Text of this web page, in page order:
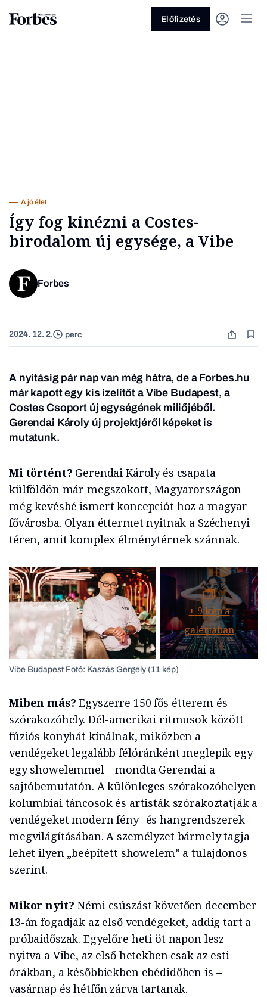
Előfizetés
A jó élet
Így fog kinézni a Costes-
birodalom új egysége, a Vibe
Forbes
2024. 12. 2. perc
A nyitásig pár nap van még hátra, de a Forbes.hu
már kapott egy kis ízelítőt a Vibe Budapest, a
Costes Csoport új egységének miliőjéből.
Gerendai Károly új projektjéről képeket is
mutatunk.
Mi történt? Gerendai Károly és csapata
külföldön már megszokott, Magyarországon
még kevésbé ismert koncepciót hoz a magyar
fővárosba. Olyan éttermet nyitnak a Széchenyi-
téren, amit komplex élménytérnek szánnak.
+ 9 kép a
galériában
Vibe Budapest Fotó: Kaszás Gergely (11 kép)
Miben más?Egyszerre 150 fős étterem és
szórakozóhely. Dél-amerikai ritmusok között
fúziós konyhát kínálnak, miközben a
vendégeket legalább félóránként meglepik egy-
egy showelemmel – mondta Gerendai a
sajtóbemutatón. A különleges szórakozóhelyen
kolumbiai táncosok és artisták szórakoztatják a
vendégeket modern fény- és hangrendszerek
megvilágításában. A személyzet bármely tagja
lehet ilyen „beépített showelem” a tulajdonos
szerint.
Mikor nyit? Némi csúszást követően december
13-án fogadják az első vendégeket, addig tart a
próbaidőszak. Egyelőre heti öt napon lesz
nyitva a Vibe, az első hetekben csak az esti
órákban, a későbbiekben ebédidőben is –
vasárnap és hétfőn zárva tartanak.